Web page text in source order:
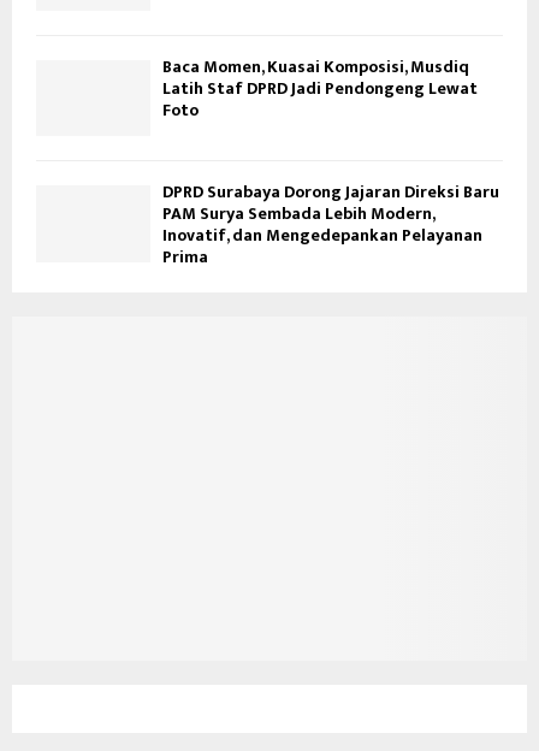
Baca Momen, Kuasai Komposisi, Musdiq
Latih Staf DPRD Jadi Pendongeng Lewat
Foto
DPRD Surabaya Dorong Jajaran Direksi Baru
PAM Surya Sembada Lebih Modern,
Inovatif, dan Mengedepankan Pelayanan
Prima